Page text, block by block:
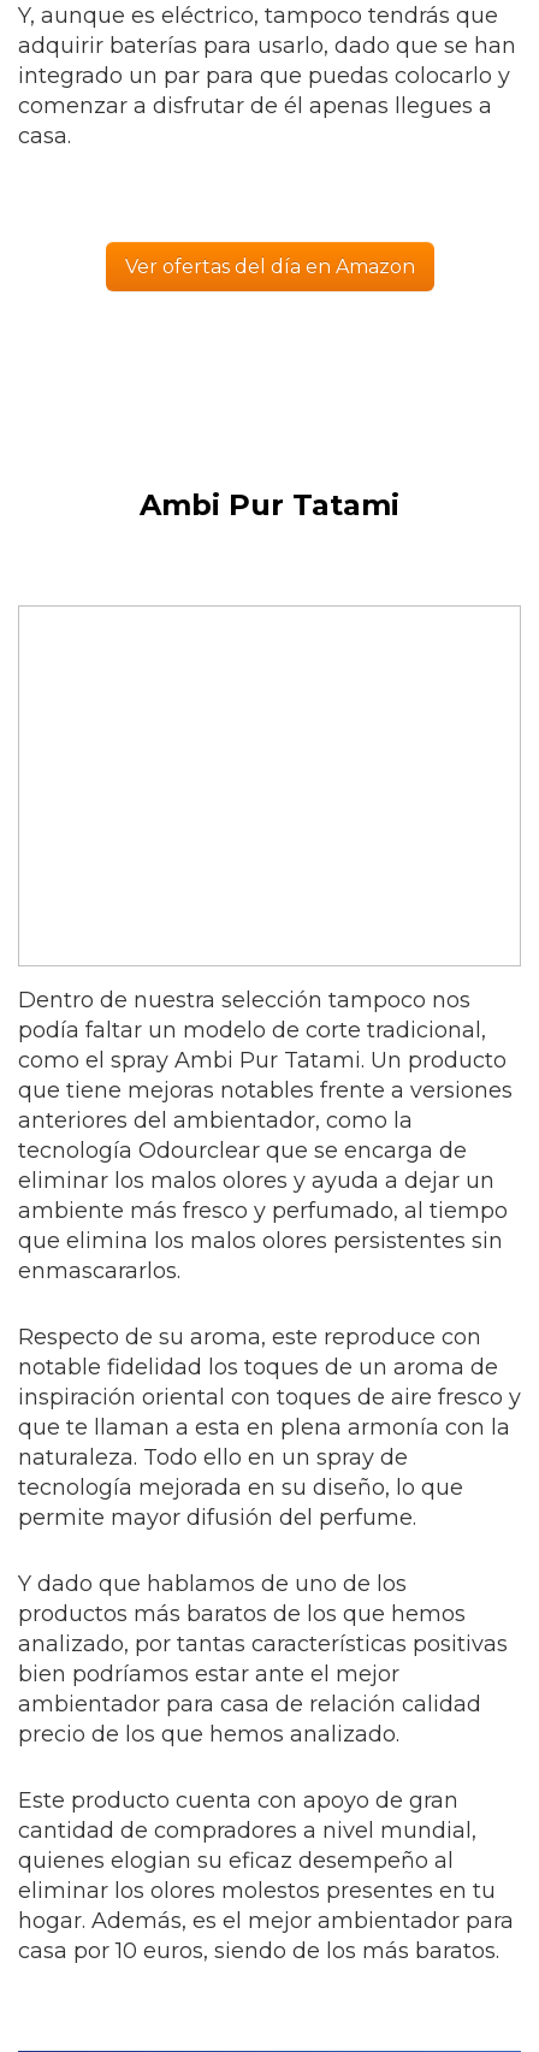
Y, aunque es eléctrico, tampoco tendrás que
adquirir baterías para usarlo, dado que se han
integrado un par para que puedas colocarlo y
comenzar a disfrutar de él apenas llegues a
casa.
Ver ofertas del día en Amazon
Ambi Pur Tatami
Dentro de nuestra selección tampoco nos
podía faltar un modelo de corte tradicional,
como el spray Ambi Pur Tatami. Un producto
que tiene mejoras notables frente a versiones
anteriores del ambientador, como la
tecnología Odourclear que se encarga de
eliminar los malos olores y ayuda a dejar un
ambiente más fresco y perfumado, al tiempo
que elimina los malos olores persistentes sin
enmascararlos.
Respecto de su aroma, este reproduce con
notable fidelidad los toques de un aroma de
inspiración oriental con toques de aire fresco y
que te llaman a esta en plena armonía con la
naturaleza. Todo ello en un spray de
tecnología mejorada en su diseño, lo que
permite mayor difusión del perfume.
Y dado que hablamos de uno de los
productos más baratos de los que hemos
analizado, por tantas características positivas
bien podríamos estar ante el mejor
ambientador para casa de relación calidad
precio de los que hemos analizado.
Este producto cuenta con apoyo de gran
cantidad de compradores a nivel mundial,
quienes elogian su eficaz desempeño al
eliminar los olores molestos presentes en tu
hogar. Además, es el mejor ambientador para
casa por 10 euros, siendo de los más baratos.